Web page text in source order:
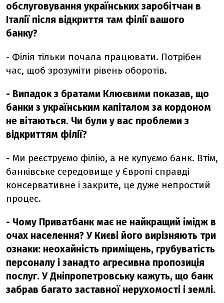
обслуговування українських заробітчан в
Італії після відкриття там філії вашого
банку?
- Філія тільки почала працювати. Потрібен
час, щоб зрозуміти рівень оборотів.
- Випадок з братами Клюєвими показав, що
банки з українським капіталом за кордоном
не вітаються. Чи були у вас проблеми з
відкриттям філії?
- Ми реєструємо філію, а не купуємо банк. Втім,
банківське середовище у Європі справді
консервативне і закрите, це дуже непростий
процес.
- Чому Приватбанк має не найкращий імідж в
очах населення? У Києві його вирізняють три
ознаки: неохайність приміщень, грубуватість
персоналу і занадто агресивна пропозиція
послуг. У Дніпропетровську кажуть, що банк
забрав багато заставної нерухомості і землі.